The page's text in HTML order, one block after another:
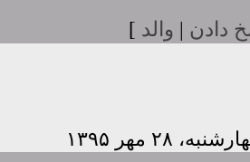
دادن | والد ]